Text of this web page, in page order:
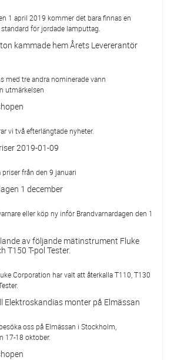
1 april 2019 kommer det bara finnas en
för jordade lamputtag.
kammade hem Årets Levererantör
med tre andra nominerade vann
utmärkelsen
vi två efterlängtade nyheter.
2019-01-09
priser från den 9 januari
1 december
eller köp ny inför Brandvarnardagen den 1
av följande mätinstrument Fluke
T150 T-pol Tester.
Corporation har valt att återkalla T110, T130
Elektroskandias monter på Elmässan
oss på Elmässan i Stockholm,
17-18 oktober.